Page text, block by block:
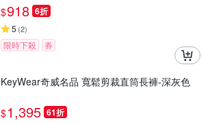
$918 6折
5 (2)
限時下殺 券
KeyWear奇威名品 寬鬆剪裁直筒長褲-深灰色
$1,395 61折